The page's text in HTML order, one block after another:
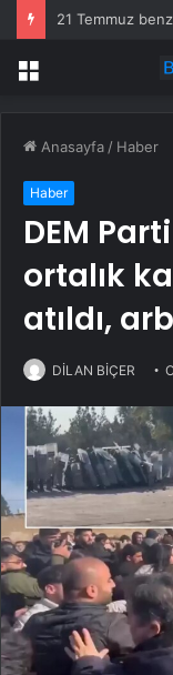
Menü
Anasayfa / Haber
Haber
DEM
ortalık
atıldı,
DİLAN BİÇER